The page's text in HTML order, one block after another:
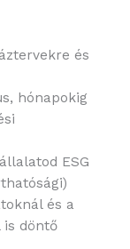
és
hónapokig
ESG
és a
is döntő